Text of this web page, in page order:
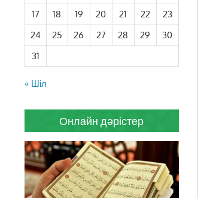
17
18 19 20 21 22
23
24
25 26 27 28 29
30
31
« Шіл
Онлайн дәрістер